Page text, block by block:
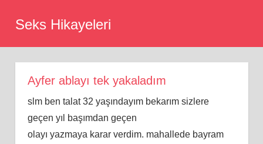
Seks Hikayeleri
Ayfer ablayı tek yakaladım
slm ben talat 32 yaşındayım bekarım sizlere
geçen yıl başımdan geçen
olayı yazmaya karar verdim. mahallede bayram